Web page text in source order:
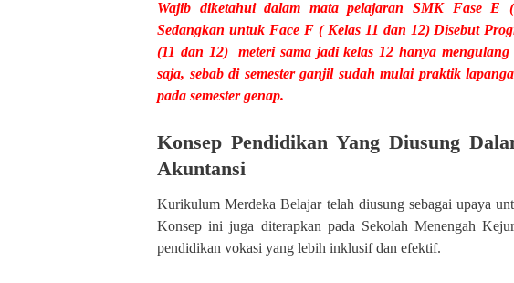
Wajib diketahui dalam mata pelajaran SMK Fase E
Sedangkan untuk Face F ( Kelas 11 dan 12) Disebut
(11 dan 12) meteri sama jadi kelas 12 hanya
saja, sebab di semester ganjil sudah mulai praktik
pada semester genap.
Konsep Pendidikan Yang Diusung
Akuntansi
Kurikulum Merdeka Belajar telah diusung sebagai upaya
Konsep ini juga diterapkan pada Sekolah Menengah
pendidikan vokasi yang lebih inklusif dan efektif.